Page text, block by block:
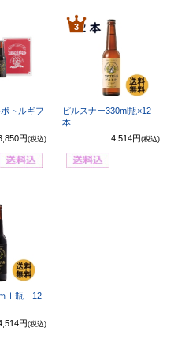
トルギフ
円(税込)
3
ピルスナー330ml瓶×12
本
4,514円(税込)
ｌ瓶 12
円(税込)